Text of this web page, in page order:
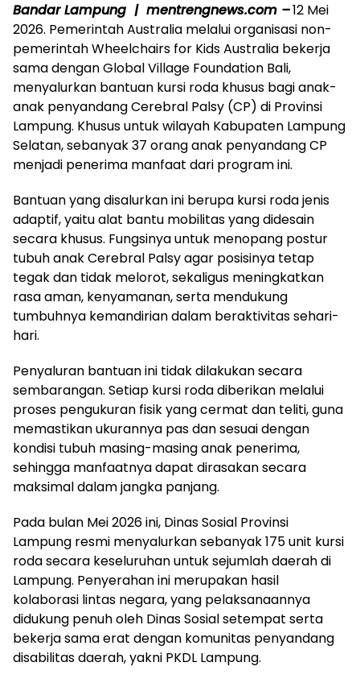
Bandar Lampung | mentrengnews.com –12 Mei
2026. Pemerintah Australia melalui organisasi non-
pemerintah Wheelchairs for Kids Australia bekerja
sama dengan Global Village Foundation Bali,
menyalurkan bantuan kursi roda khusus bagi anak-
anak penyandang Cerebral Palsy (CP) di Provinsi
Lampung. Khusus untuk wilayah Kabupaten Lampung
Selatan, sebanyak 37 orang anak penyandang CP
menjadi penerima manfaat dari program ini.
Bantuan yang disalurkan ini berupa kursi roda jenis
adaptif, yaitu alat bantu mobilitas yang didesain
secara khusus. Fungsinya untuk menopang postur
tubuh anak Cerebral Palsy agar posisinya tetap
tegak dan tidak melorot, sekaligus meningkatkan
rasa aman, kenyamanan, serta mendukung
tumbuhnya kemandirian dalam beraktivitas sehari-
hari.
Penyaluran bantuan ini tidak dilakukan secara
sembarangan. Setiap kursi roda diberikan melalui
proses pengukuran fisik yang cermat dan teliti, guna
memastikan ukurannya pas dan sesuai dengan
kondisi tubuh masing-masing anak penerima,
sehingga manfaatnya dapat dirasakan secara
maksimal dalam jangka panjang.
Pada bulan Mei 2026 ini, Dinas Sosial Provinsi
Lampung resmi menyalurkan sebanyak 175 unit kursi
roda secara keseluruhan untuk sejumlah daerah di
Lampung. Penyerahan ini merupakan hasil
kolaborasi lintas negara, yang pelaksanaannya
didukung penuh oleh Dinas Sosial setempat serta
bekerja sama erat dengan komunitas penyandang
disabilitas daerah, yakni PKDL Lampung.